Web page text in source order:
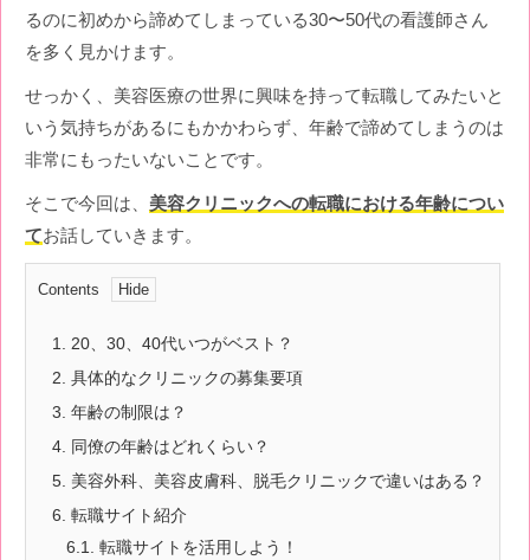
るのに初めから諦めてしまっている30〜50代の看護師さん
を多く見かけます。
せっかく、美容医療の世界に興味を持って転職してみたいと
いう気持ちがあるにもかかわらず、年齢で諦めてしまうのは
非常にもったいないことです。
そこで今回は、 美容クリニックへの転職における年齢につい
てお話していきます。
Contents
1.
20、30、40代いつがベスト？
2. 具体的なクリニックの募集要項
3. 年齢の制限は？
4. 同僚の年齢はどれくらい？
5. 美容外科、美容皮膚科、脱毛クリニックで違いはある？
6. 転職サイト紹介
6.1.
転職サイトを活用しよう！